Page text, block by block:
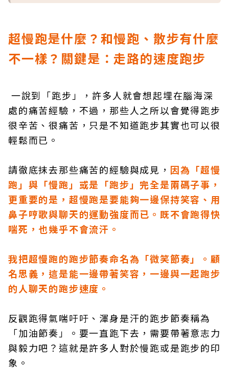
超慢跑是什麼？和慢跑、散步有什麼
不一樣？關鍵是：走路的速度跑步
一說到「跑步」，許多人就會想起埋在腦海深
處的痛苦經驗，不過，那些人之所以會覺得跑步
很辛苦、很痛苦，只是不知道跑步其實也可以很
輕鬆而已。
請徹底抹去那些痛苦的經驗與成見， 因為「超慢
跑」與「慢跑」或是「跑步」完全是兩碼子事，
更重要的是，超慢跑是要能夠一邊保持笑容、用
鼻子哼歌與聊天的運動強度而已。既不會跑得快
喘死，也幾乎不會流汗。
我把超慢跑的跑步節奏命名為「微笑節奏」。顧
名思義，這是能一邊帶著笑容，一邊與一起跑步
的人聊天的跑步速度。
反觀跑得氣喘吁吁、渾身是汗的跑步節奏稱為
「加油節奏」。要一直跑下去，需要帶著意志力
與毅力吧？這就是許多人對於慢跑或是跑步的印
象。